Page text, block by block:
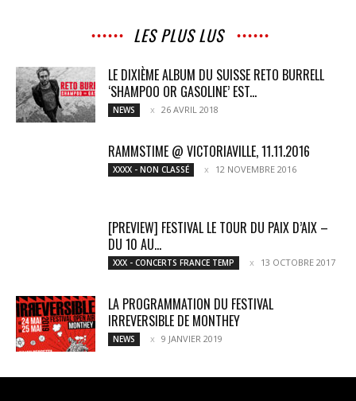
LES PLUS LUS
LE DIXIÈME ALBUM DU SUISSE RETO BURRELL
‘SHAMPOO OR GASOLINE’ EST...
NEWS 26 AVRIL 2018
RAMMSTIME @ VICTORIAVILLE, 11.11.2016
XXXX - NON CLASSÉ 12 NOVEMBRE 2016
[PREVIEW] FESTIVAL LE TOUR DU PAIX D’AIX –
DU 10 AU...
XXX - CONCERTS FRANCE TEMP 13 OCTOBRE 2017
LA PROGRAMMATION DU FESTIVAL
IRREVERSIBLE DE MONTHEY
NEWS 9 JANVIER 2019